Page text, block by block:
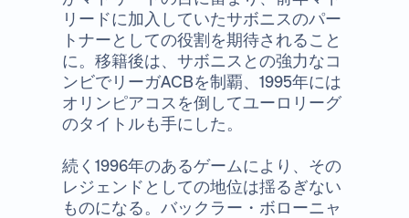
リードに加入していたサボニスのパー
トナーとしての役割を期待されること
に。移籍後は、サボニスとの強力なコ
ンビでリーガACBを制覇、1995年には
オリンピアコスを倒してユーロリーグ
のタイトルも手にした。
続く1996年のあるゲームにより、その
レジェンドとしての地位は揺るぎない
ものになる。バックラー・ボローニャ